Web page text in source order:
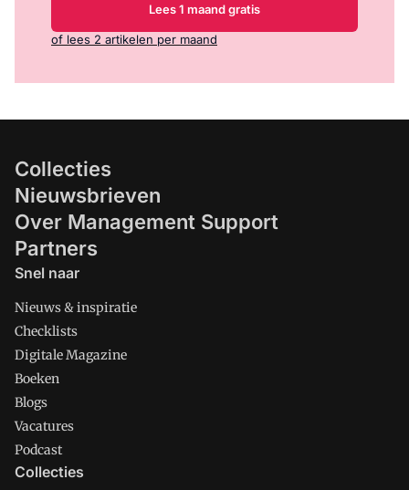
Lees 1 maand gratis
of lees 2 artikelen per maand
Collecties
Nieuwsbrieven
Over Management Support
Partners
Snel naar
Nieuws & inspiratie
Checklists
Digitale Magazine
Boeken
Blogs
Vacatures
Podcast
Collecties